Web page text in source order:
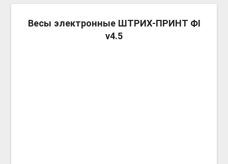
Весы электронные ШТРИХ-ПРИНТ ФI
v4.5